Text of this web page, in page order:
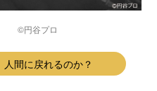
蝶©円谷プロ
間に戻れるのか？